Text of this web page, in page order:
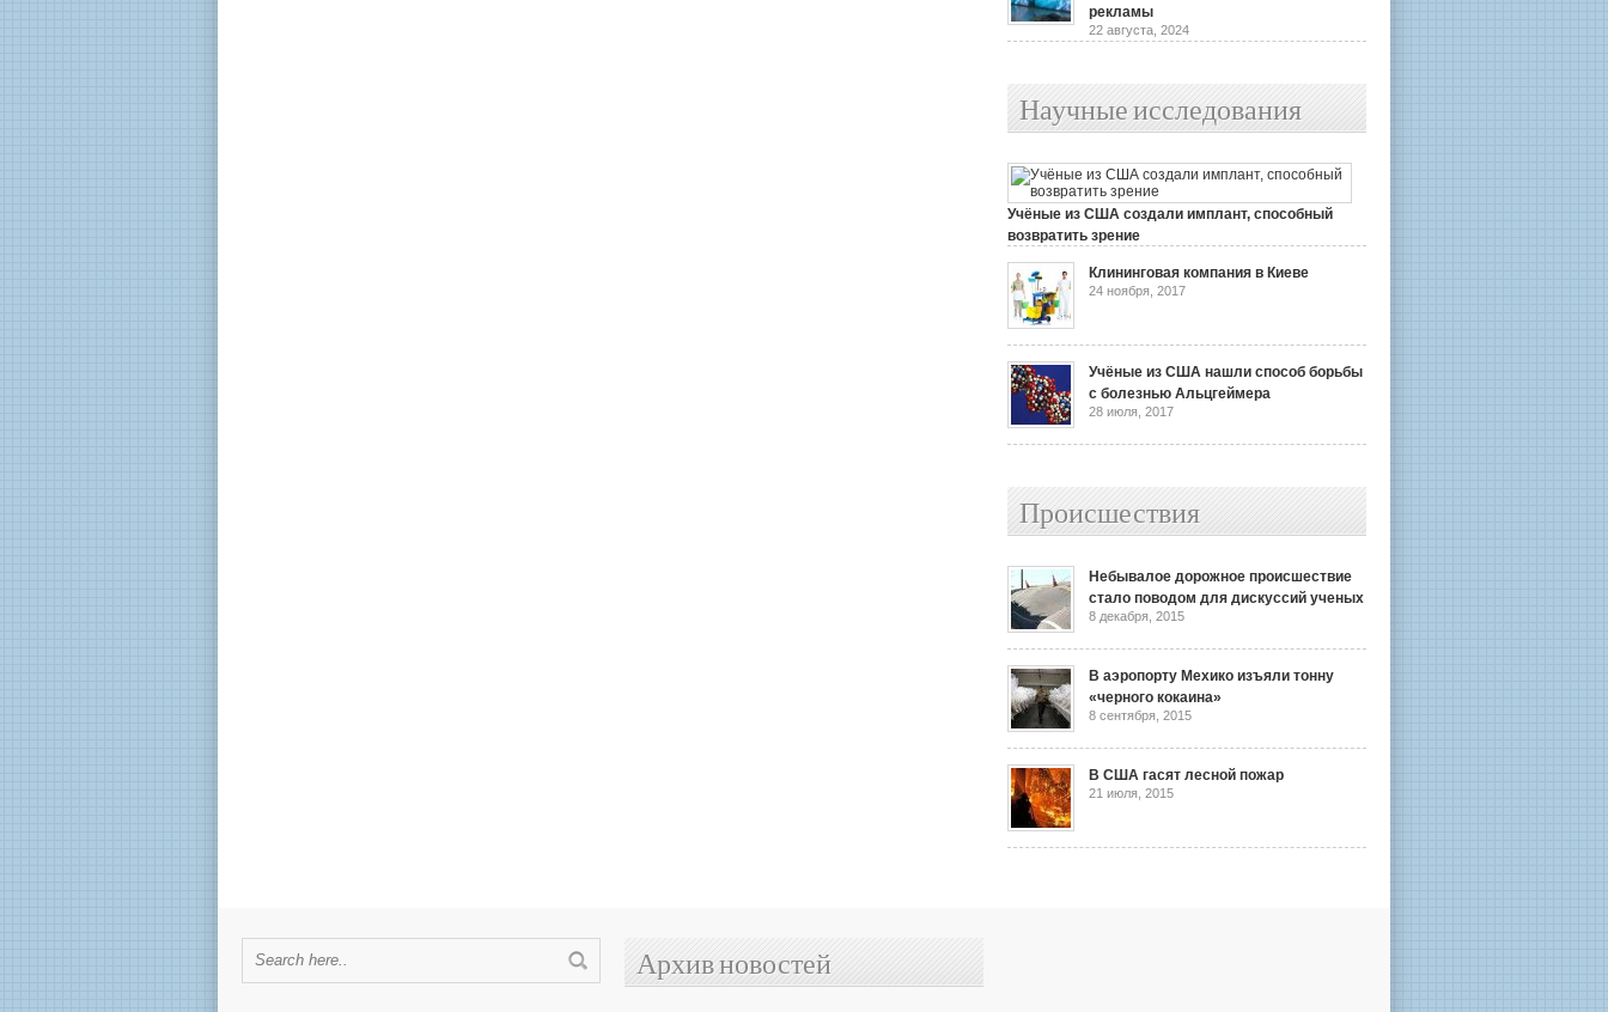
рекламы
22 августа, 2024
Научные исследования
Учёные из США создали имплант, способный
возвратить зрение
Клининговая компания в Киеве
24 ноября, 2017
Учёные из США нашли способ борьбы
с болезнью Альцгеймера
28 июля, 2017
Происшествия
Небывалое дорожное происшествие
стало поводом для дискуссий ученых
8 декабря, 2015
В аэропорту Мехико изъяли тонну
«черного кокаина»
8 сентября, 2015
В США гасят лесной пожар
21 июля, 2015
Архив новостей